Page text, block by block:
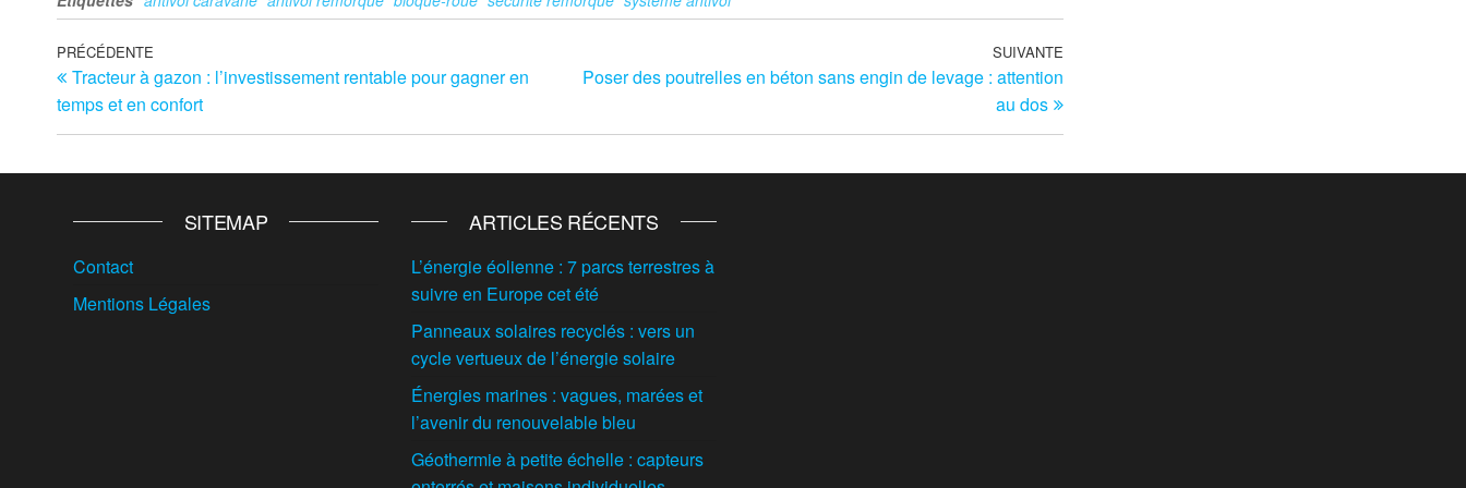
Navigation
de
l’article
Article
précédent
PRÉCÉDENTE
Tracteur à gazon : l’investissement rentable pour gagner en
temps et en confort
Article
suivant
SUIVANTE
Poser des poutrelles en béton sans engin de levage : attention
au dos
SITEMAP
Contact
Mentions Légales
ARTICLES RÉCENTS
L’énergie éolienne : 7 parcs terrestres à
suivre en Europe cet été
Panneaux solaires recyclés : vers un
cycle vertueux de l’énergie solaire
Énergies marines : vagues, marées et
l’avenir du renouvelable bleu
Géothermie à petite échelle : capteurs